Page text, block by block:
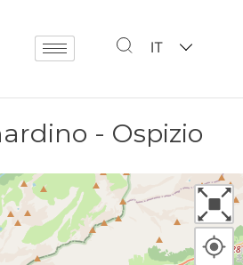
IT
- Ospizio